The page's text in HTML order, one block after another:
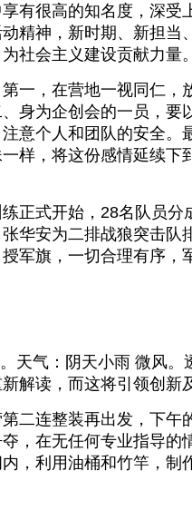
有很高的知名度，深受
精神，新时期、新担当
社会主义建设贡献力量
一，在营地一视同仁，
身为企创会的一员，要
意个人和团队的安全。
样，将这份感情延续下
正式开始，28名队员分
华安为二排战狼突击队
军旗，一切合理有序，
天气：阴天小雨 微风。
解读，而这将引领创新
二连整装再出发，下午
，在无任何专业指导的
，利用油桶和竹竿，制